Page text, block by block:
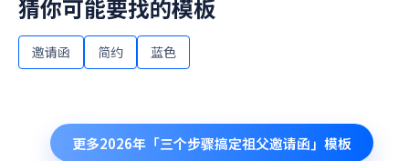
猜你可能要找的模板
邀请函 简约 蓝色
更多2026年「三个步骤搞定祖父邀请函」 模板